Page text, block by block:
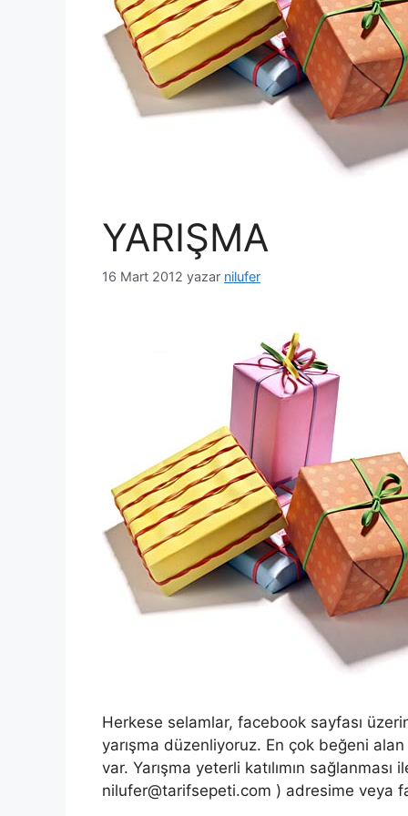
YARIŞMA
16 Mart 2012 yazar nilufer
Herkese selamlar, facebook sayfası
yarışma düzenliyoruz. En çok beğeni
var. Yarışma yeterli katılımın
nilufer@tarifsepeti.com ) adresime veya